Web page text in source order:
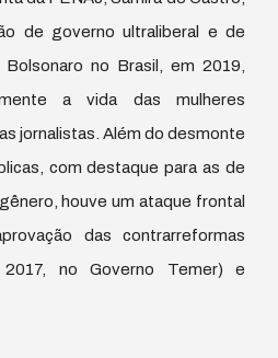
de governo ultraliberal e de
no Brasil, em 2019,
a vida das mulheres
jornalistas. Além do desmonte
com destaque para as de
houve um ataque frontal
das contrarreformas
no Governo Temer) e